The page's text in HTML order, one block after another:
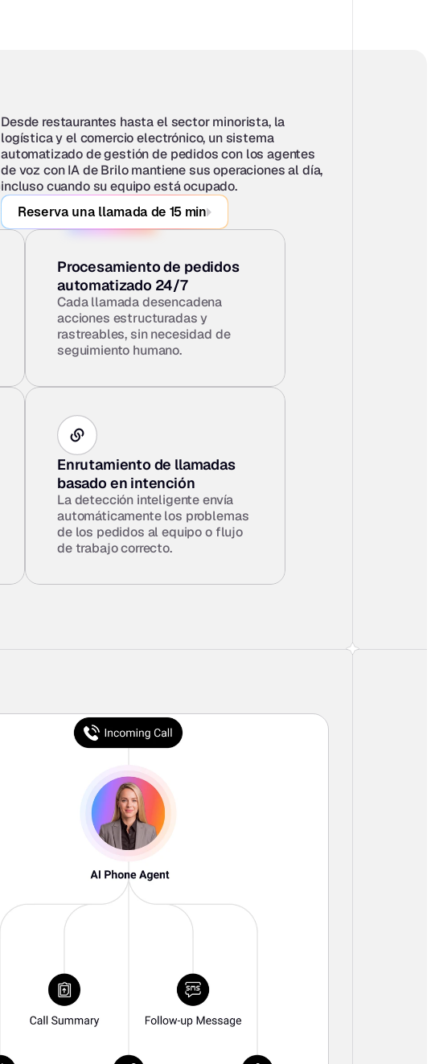
Desde restaurantes hasta el sector minorista, la
logística y el comercio electrónico, un sistema
automatizado de gestión de pedidos con los agentes
de voz con IA de Brilo mantiene sus operaciones al día,
incluso cuando su equipo está ocupado.
Reserva una llamada de 15 min
Procesamiento de pedidos
automatizado 24/7
Cada llamada desencadena
acciones estructuradas y
rastreables, sin necesidad de
seguimiento humano.
Enrutamiento de llamadas
basado en intención
La detección inteligente envía
automáticamente los problemas
de los pedidos al equipo o flujo
de trabajo correcto.